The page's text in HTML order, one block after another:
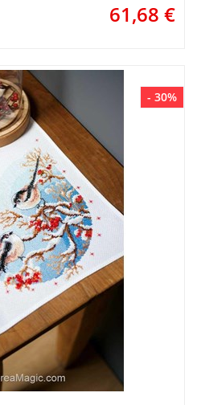
61,68 €
- 30%